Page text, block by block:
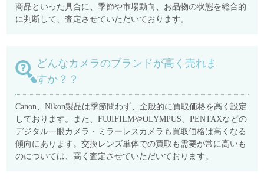
商品といった具合に、季節や市場動向、お品物の状態を総合的
に判断して、査定させていただいております。
どんなカメラのブランドが高く売れま
すか？？
Canon、Nikon製品は季節問わず、全般的に買取価格を高く設定
しております。また、FUJIFILMやOLYMPUS、PENTAXなどの
デジタル一眼カメラ・ミラーレスカメラも買取価格は高くなる
傾向にあります。交換レンズ単体での買取も需要が常に高いも
のについては、高く査定させていただいております。